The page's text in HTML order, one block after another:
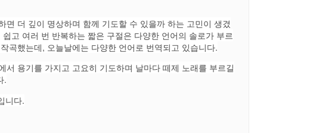
더 깊이 명상하며 함께 기도할 수 있을까 하는 고민이 생겼
고 여러 번 반복하는 짧은 구절은 다양한 언어의 솔로가 부르
곡했는데, 오늘날에는 다양한 언어로 번역되고 있습니다.
용기를 가지고 고요히 기도하며 날마다 떼제 노래를 부르길
.
니다.